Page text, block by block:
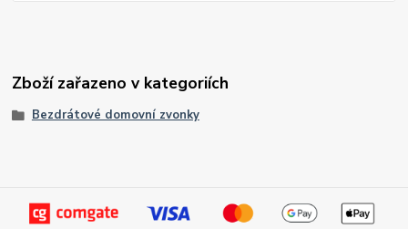
Zboží zařazeno v kategoriích
Bezdrátové domovní zvonky